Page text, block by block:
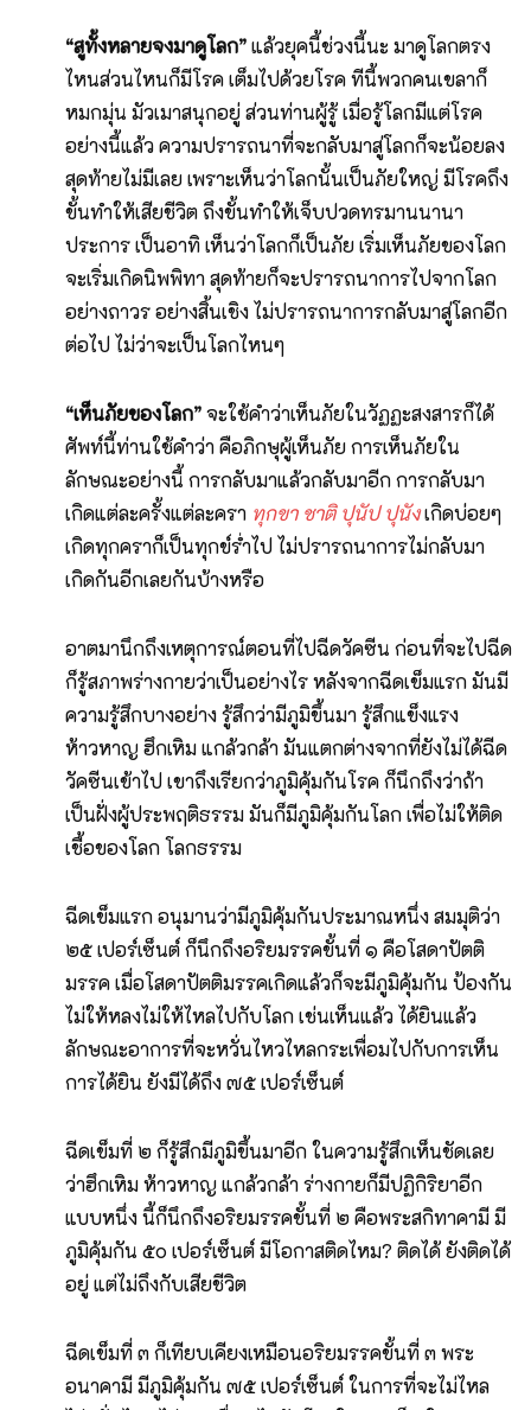
“สูทั้งหลายจงมาดูโลก”แล้วยุคนี้ช่วงนี้นะ มาดูโลกตรง
ไหนส่วนไหนก็มีโรค เต็มไปด้วยโรค ทีนี้พวกคนเขลาก็
หมกมุ่น มัวเมาสนุกอยู่ ส่วนท่านผู้รู้ เมื่อรู้โลกมีแต่โรค
อย่างนี้แล้ว ความปรารถนาที่จะกลับมาสู่โลกก็จะน้อยลง
สุดท้ายไม่มีเลย เพราะเห็นว่าโลกนั้นเป็นภัยใหญ่ มีโรคถึง
ขั้นทำให้เสียชีวิต ถึงขั้นทำให้เจ็บปวดทรมานนานา
ประการ เป็นอาทิ เห็นว่าโลกก็เป็นภัย เริ่มเห็นภัยของโลก
จะเริ่มเกิดนิพพิทา สุดท้ายก็จะปรารถนาการไปจากโลก
อย่างถาวร อย่างสิ้นเชิง ไม่ปรารถนาการกลับมาสู่โลกอีก
ต่อไป ไม่ว่าจะเป็นโลกไหนๆ
“เห็นภัยของโลก”จะใช้คำว่าเห็นภัยในวัฏฏะสงสารก็ได้
ศัพท์นี้ท่านใช้คำว่า คือภิกษุผู้เห็นภัย การเห็นภัยใน
ลักษณะอย่างนี้ การกลับมาแล้วกลับมาอีก การกลับมา
เกิดแต่ละครั้งแต่ละครา ทุกขา ชาติ ปุนัป ปุนังเกิดบ่อยๆ
เกิดทุกคราก็เป็นทุกข์ร่ำไป ไม่ปรารถนาการไม่กลับมา
เกิดกันอีกเลยกันบ้างหรือ
อาตมานึกถึงเหตุการณ์​ตอนที่ไปฉีดวัคซีน ก่อนที่จะไปฉีด
ก็รู้สภาพร่างกายว่าเป็นอย่างไร หลังจากฉีดเข็มแรก มันมี
ความรู้สึกบางอย่าง รู้สึกว่ามีภูมิขึ้นมา รู้สึกแข็งแรง
ห้าวหาญ ฮึกเหิม แกล้วกล้า มันแตกต่างจากที่ยังไม่ได้ฉีด
วัคซีนเข้าไป เขาถึงเรียกว่าภูมิคุ้มกันโรค ก็นึกถึงว่าถ้า
เป็นฝั่งผู้ประพฤติธรรม มันก็มีภูมิคุ้มกันโลก เพื่อไม่ให้ติด
เชื้อของโลก โลกธรรม
ฉีดเข็มแรก อนุมานว่ามีภูมิคุ้มกันประมาณหนึ่ง สมมุติว่า
๒๕ เปอร์เซ็นต์ ก็นึกถึงอริยมรรคขั้นที่ ๑ คือโสดาปัตติ
มรรค เมื่อโสดาปัตติมรรคเกิดแล้วก็จะมีภูมิคุ้มกัน ป้องกัน
ไม่ให้หลงไม่ให้ไหลไปกับโลก เช่นเห็นแล้ว ได้ยินแล้ว
ลักษณะอาการที่จะหวั่นไหวไหลกระเพื่อมไปกับการเห็น
การได้ยิน ยังมีได้ถึง ๗๕ เปอร์เซ็นต์
ฉีดเข็มที่ ๒ ก็รู้สึกมีภูมิขึ้นมาอีก ในความรู้สึกเห็นชัดเลย
ว่าฮึกเหิม ห้าวหาญ แกล้วกล้า ร่างกายก็มีปฏิกิริยาอีก
แบบหนึ่ง นี้ก็นึกถึงอริยมรรคขั้นที่ ๒ คือพระสกิทาคามี มี
ภูมิคุ้มกัน ๕๐ เปอร์เซ็นต์ มีโอกาสติดไหม? ติดได้ ยังติดได้
อยู่ แต่ไม่ถึงกับเสียชีวิต
ฉีดเข็มที่ ๓ ก็เทียบเคียงเหมือนอริยมรรคขั้นที่ ๓ พระ
อนาคามี มีภูมิคุ้มกัน ๗๕ เปอร์เซ็นต์ ในการที่จะไม่ไหล